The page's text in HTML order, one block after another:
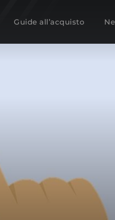
Guide all’acquisto